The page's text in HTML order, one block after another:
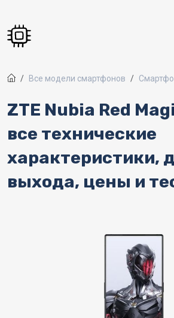
Все модели смартфонов
ZTE Nubia Red
все технические
характеристики,
выхода, цены и